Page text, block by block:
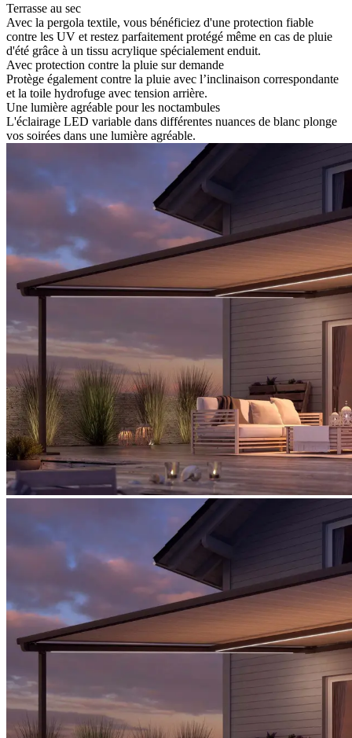
Terrasse au sec
Avec la pergola textile, vous bénéficiez d'une protection fiable
contre les UV et restez parfaitement protégé même en cas de pluie
d'été grâce à un tissu acrylique spécialement enduit.
Avec protection contre la pluie sur demande
Protège également contre la pluie avec l’inclinaison correspondante
et la toile hydrofuge avec tension arrière.
Une lumière agréable pour les noctambules
L'éclairage LED variable dans différentes nuances de blanc plonge
vos soirées dans une lumière agréable.